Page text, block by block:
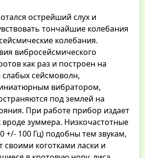
острейший слух и
тончайшие колебания
колебания.
вибросейсмического
как раз и построен на
сейсмоволн,
вибратором,
под землей на
При работе прибор издает
вроде зуммера. Низкочастотные
+/- 100 Гц) подобны тем звукам,
своими коготками ласки и